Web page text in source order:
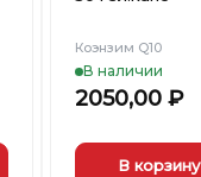
Коэнзим Q10
В наличии
2050,00 ₽
В корзину